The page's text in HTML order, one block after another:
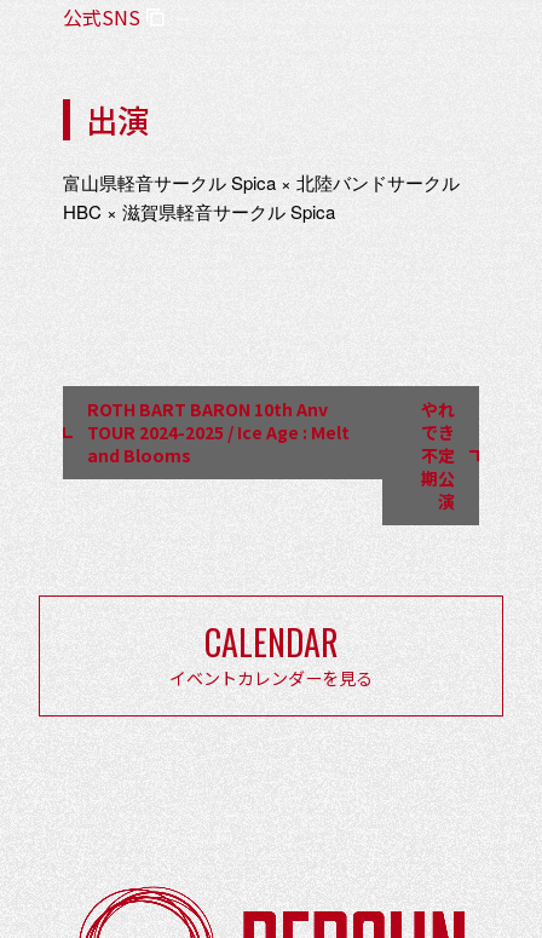
公式SNS
出演
富山県軽音サークル Spica × 北陸バンドサークル
HBC × 滋賀県軽音サークル Spica
ン
ト
ナ
ROTH BART BARON 10th Anv
TOUR 2024-2025 / Ice Age : Melt
and Blooms
やれ
でき
不定
期公
演
CALENDAR
イベントカレンダーを見る